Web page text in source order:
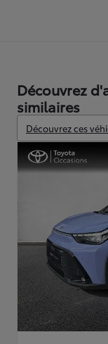
Découvrez
similaires
Découvrez ces